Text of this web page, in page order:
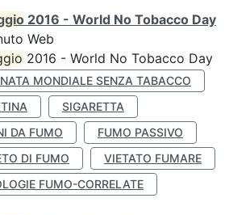
2016 - World No Tobacco Day
Web
2016 - World No Tobacco Day
MONDIALE SENZA TABACCO
SIGARETTA
DA FUMO
FUMO PASSIVO
DI FUMO
VIETATO FUMARE
FUMO-CORRELATE